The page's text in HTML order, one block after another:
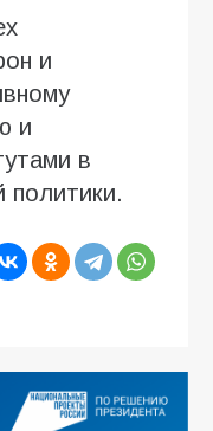
и
и
в
политики.